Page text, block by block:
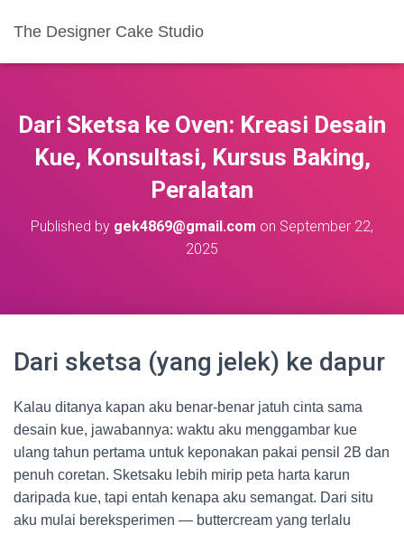
The Designer Cake Studio
Dari Sketsa ke Oven: Kreasi Desain
Kue, Konsultasi, Kursus Baking,
Peralatan
Published by gek4869@gmail.com on September 22,
2025
Dari sketsa (yang jelek) ke dapur
Kalau ditanya kapan aku benar-benar jatuh cinta sama
desain kue, jawabannya: waktu aku menggambar kue
ulang tahun pertama untuk keponakan pakai pensil 2B dan
penuh coretan. Sketsaku lebih mirip peta harta karun
daripada kue, tapi entah kenapa aku semangat. Dari situ
aku mulai bereksperimen — buttercream yang terlalu